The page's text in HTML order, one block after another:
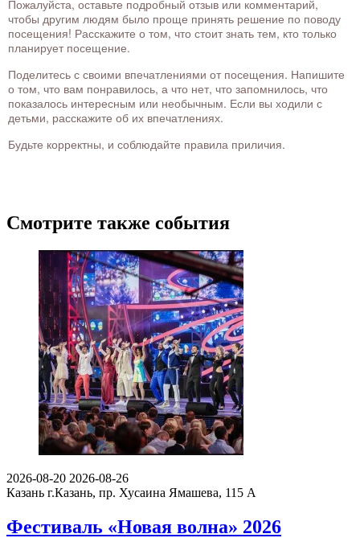
Пожалуйста, оставьте подробный отзыв или комментарий,
чтобы другим людям было проще принять решение по поводу
посещения! Расскажите о том, что стоит знать тем, кто только
планирует посещение.
Поделитесь с своими впечатлениями от посещения. Напишите
о том, что вам понравилось, а что нет, что запомнилось, что
показалось интересным или необычным. Если вы ходили с
детьми, расскажите об их впечатлениях.
Будьте корректны, и соблюдайте правила приличия.
Смотрите также события
2026-08-20 2026-08-26
Казань г.Казань, пр. Хусаина Ямашева, 115 A
Фестиваль «Новая волна» 2026